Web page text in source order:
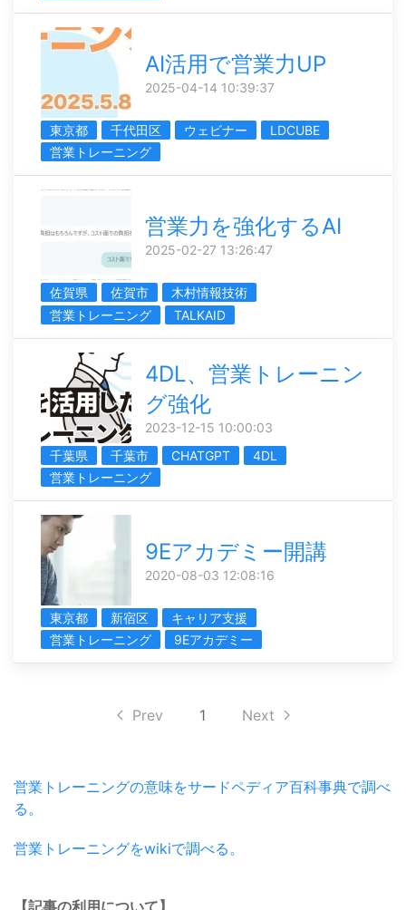
AI活用で営業力UP
2025-04-14 10:39:37
東京都 千代田区 ウェビナー
LDCUBE
営業トレーニング
営業力を強化するAI
2025-02-27 13:26:47
佐賀県 佐賀市
木村情報技術
営業トレーニング
TALKAID
4DL、営業トレーニン
グ強化
2023-12-15 10:00:03
千葉県
千葉市 CHATGPT
4DL
営業トレーニング
9Eアカデミー開講
2020-08-03 12:08:16
東京都 新宿区
キャリア支援
営業トレーニング
9Eアカデミー
Prev 1 Next
営業トレーニングの意味をサードペディア百科事典で調べ
る。
営業トレーニングをwikiで調べる。